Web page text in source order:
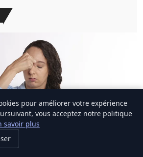
pour améliorer votre expérience
vous acceptez notre politique
savoir plus